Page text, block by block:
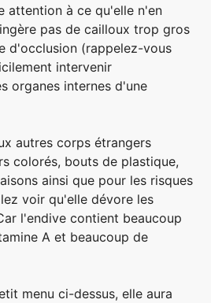
attention à ce qu'elle n'en
pas de cailloux trop gros
d'occlusion (rappelez-vous
intervenir
organes internes d'une
autres corps étrangers
colorés, bouts de plastique,
ainsi que pour les risques
voir qu'elle dévore les
l'endive contient beaucoup
A et beaucoup de
menu ci-dessus, elle aura